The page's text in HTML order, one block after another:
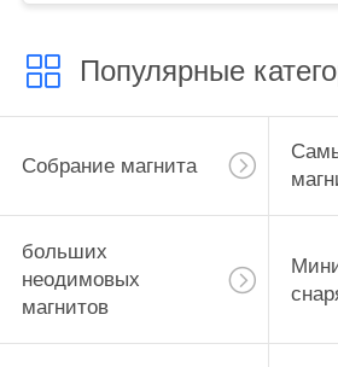
Популярные
Собрание магнита
больших
неодимовых
магнитов